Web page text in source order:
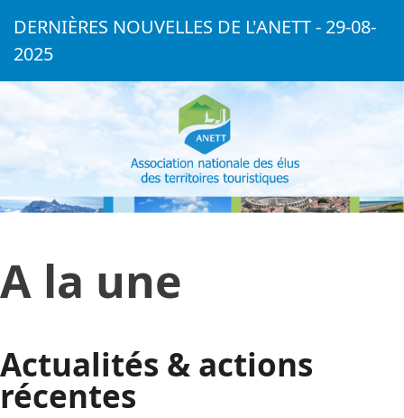
DERNIÈRES NOUVELLES DE L'ANETT - 29-08-
2025
A la une
Actualités & actions
récentes